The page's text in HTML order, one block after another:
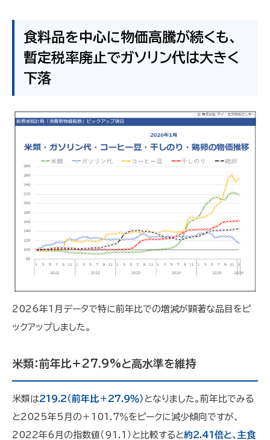
食料品を中心に物価高騰が続くも、
暫定税率廃止でガソリン代は大きく
下落
2026年1月データで特に前年比での増減が顕著な品目をピ
ックアップしました。
米類：前年比+27.9%と高水準を維持
米類は219.2（前年比＋27.9％） となりました。前年比でみる
と2025年5月の＋101.7％をピークに減少傾向ですが、
2022年6月の指数値（91.1）と比較すると約2.41倍と、主食